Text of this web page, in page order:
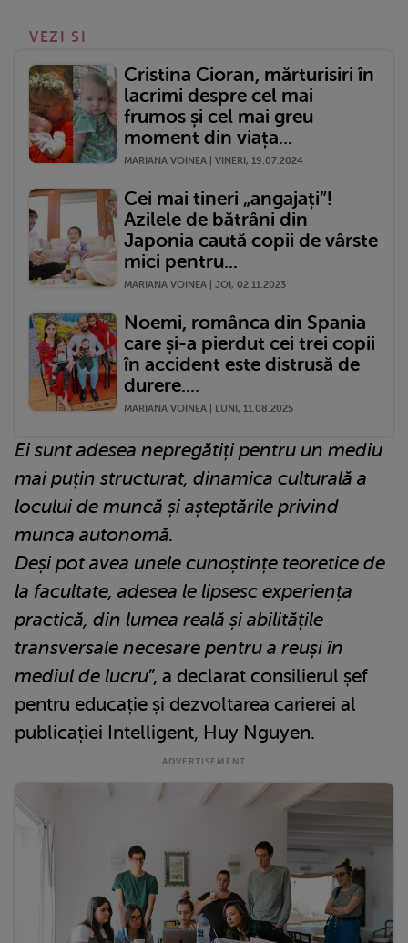
VEZI SI
Cristina Cioran, mărturisiri în
lacrimi despre cel mai
frumos și cel mai greu
moment din viața...
MARIANA VOINEA | VINERI, 19.07.2024
Cei mai tineri „angajați”!
Azilele de bătrâni din
Japonia caută copii de vârste
mici pentru...
MARIANA VOINEA | JOI, 02.11.2023
Noemi, românca din Spania
care și-a pierdut cei trei copii
în accident este distrusă de
durere....
MARIANA VOINEA | LUNI, 11.08.2025
Ei sunt adesea nepregătiți pentru un mediu
mai puțin structurat, dinamica culturală a
locului de muncă și așteptările privind
munca autonomă.
Deși pot avea unele cunoștințe teoretice de
la facultate, adesea le lipsesc experiența
practică, din lumea reală și abilitățile
transversale necesare pentru a reuși în
mediul de lucru”, a declarat consilierul șef
pentru educație și dezvoltarea carierei al
publicației Intelligent, Huy Nguyen.